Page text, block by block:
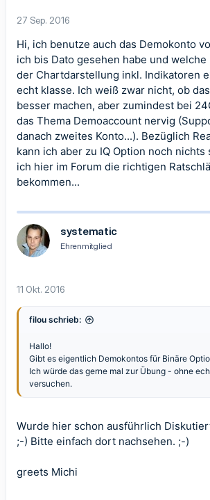
27 Sep. 2016
Hi, ich benutze auch das Demokonto
ich bis Dato gesehen habe und
der Chartdarstellung inkl. Indikatoren
echt klasse. Ich weiß zwar nicht, ob
besser machen, aber zumindest bei
das Thema Demoaccount nervig
danach zweites Konto...). Bezüglich
kann ich aber zu IQ Option noch nichts
ich hier im Forum die richtigen
bekommen...
systematic
Ehrenmitglied
11 Okt. 2016
filou schrieb:
Hallo!
Gibt es eigentlich Demokontos für Binäre
Ich würde das gerne mal zur Übung - ohne
versuchen.
Wurde hier schon ausführlich
;-) Bitte einfach dort nachsehen. ;-)
greets Michi